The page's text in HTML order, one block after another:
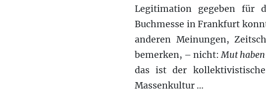
Legitimation gegeben für
Buchmesse in Frankfurt
anderen Meinungen,
bemerken, – nicht:Mut haben
das ist der
Massenkultur …